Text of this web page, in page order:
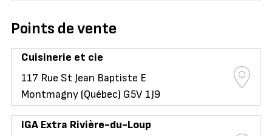
Points de vente
Cuisinerie et cie
117 Rue St Jean Baptiste E
Montmagny (Québec) G5V 1J9
IGA Extra Rivière-du-Loup